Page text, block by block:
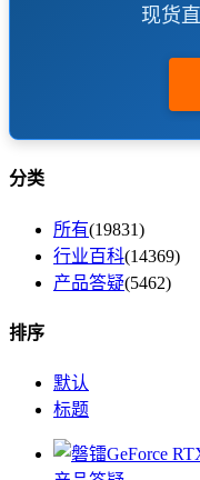
现货
分类
所有(19831)
行业百科(14369)
产品答疑(5462)
排序
默认
标题